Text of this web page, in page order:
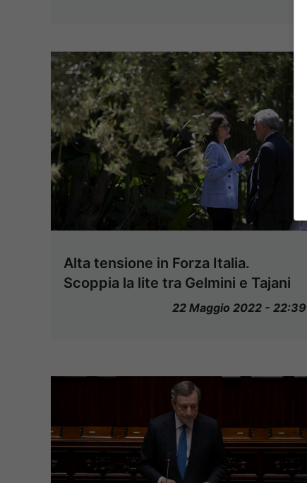
Alta tensione in Forza Italia.
Scoppia la lite tra Gelmini e Tajani
22 Maggio 2022 - 22:39